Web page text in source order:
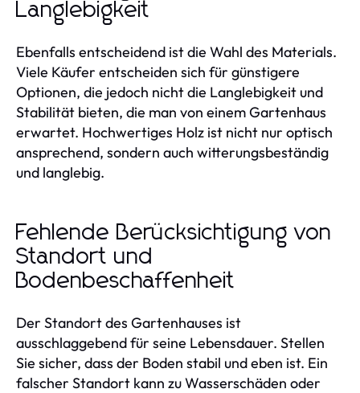
Langlebigkeit
Ebenfalls entscheidend ist die Wahl des Materials.
Viele Käufer entscheiden sich für günstigere
Optionen, die jedoch nicht die Langlebigkeit und
Stabilität bieten, die man von einem Gartenhaus
erwartet. Hochwertiges Holz ist nicht nur optisch
ansprechend, sondern auch witterungsbeständig
und langlebig.
Fehlende Berücksichtigung von
Standort und
Bodenbeschaffenheit
Der Standort des Gartenhauses ist
ausschlaggebend für seine Lebensdauer. Stellen
Sie sicher, dass der Boden stabil und eben ist. Ein
falscher Standort kann zu Wasserschäden oder